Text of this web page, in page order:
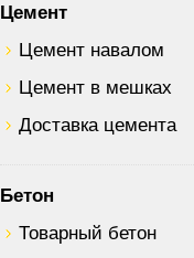
Цемент
Цемент навалом
Цемент в мешках
Доставка цемента
Бетон
Товарный бетон